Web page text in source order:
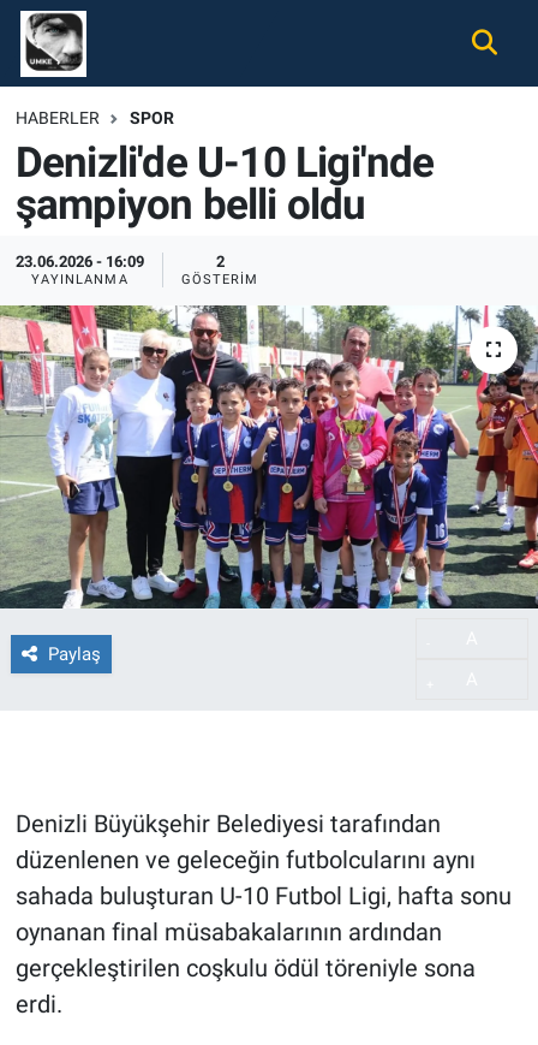
HABERLER SPOR
Denizli'de U-10 Ligi'nde
şampiyon belli oldu
23.06.2026 - 16:09
YAYINLANMA
2
GÖSTERIM
Paylaş
Denizli Büyükşehir Belediyesi tarafından
düzenlenen ve geleceğin futbolcularını aynı
sahada buluşturan U-10 Futbol Ligi, hafta sonu
oynanan final müsabakalarının ardından
gerçekleştirilen coşkulu ödül töreniyle sona
erdi.
Gündem
Ekonomi
Spor
Magazin
Tüm Haberler
İletişim
Künye
Nöbetçi Eczaneler
Hava Durumu
Namaz Vakitleri
Trafik Durumu
Süper Lig Puan Durumu ve Fikstür
Tüm Manşetler
Son Dakika Haberleri
Haber Arşivi